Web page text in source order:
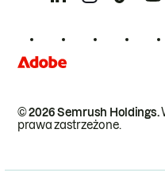
© 2026 Semrush Holdings.
prawa zastrzeżone.